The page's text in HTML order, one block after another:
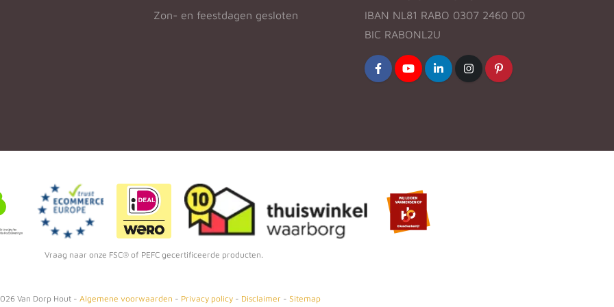
Zon- en feestdagen gesloten
IBAN NL81 RABO 0307 2460 00
BIC RABONL2U
Vraag naar onze FSC® of PEFC gecertificeerde producten.
Van Dorp Hout - Algemene voorwaarden - Privacy policy - Disclaimer - Sitemap